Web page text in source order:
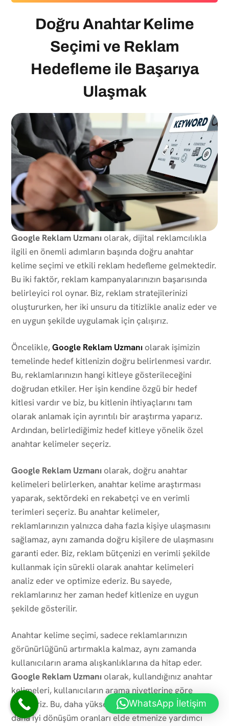
Doğru Anahtar Kelime
Seçimi ve Reklam
Hedefleme ile Başarıya
Ulaşmak
Google Reklam Uzmanı olarak, dijital reklamcılıkla
ilgili en önemli adımların başında doğru anahtar
kelime seçimi ve etkili reklam hedefleme gelmektedir.
Bu iki faktör, reklam kampanyalarınızın başarısında
belirleyici rol oynar. Biz, reklam stratejilerinizi
oluştururken, her iki unsuru da titizlikle analiz eder ve
en uygun şekilde uygulamak için çalışırız.
Öncelikle,Google Reklam Uzmanı olarak işimizin
temelinde hedef kitlenizin doğru belirlenmesi vardır.
Bu, reklamlarınızın hangi kitleye gösterileceğini
doğrudan etkiler. Her işin kendine özgü bir hedef
kitlesi vardır ve biz, bu kitlenin ihtiyaçlarını tam
olarak anlamak için ayrıntılı bir araştırma yaparız.
Ardından, belirlediğimiz hedef kitleye yönelik özel
anahtar kelimeler seçeriz.
Google Reklam Uzmanı olarak, doğru anahtar
kelimeleri belirlerken, anahtar kelime araştırması
yaparak, sektördeki en rekabetçi ve en verimli
terimleri seçeriz. Bu anahtar kelimeler,
reklamlarınızın yalnızca daha fazla kişiye ulaşmasını
sağlamaz, aynı zamanda doğru kişilere de ulaşmasını
garanti eder. Biz, reklam bütçenizi en verimli şekilde
kullanmak için sürekli olarak anahtar kelimeleri
analiz eder ve optimize ederiz. Bu sayede,
reklamlarınız her zaman hedef kitlenize en uygun
şekilde gösterilir.
Anahtar kelime seçimi, sadece reklamlarınızın
görünürlüğünü artırmakla kalmaz, aynı zamanda
kullanıcıların arama alışkanlıklarına da hitap eder.
Google Reklam Uzmanı olarak, kullandığınız anahtar
kelimeleri, kullanıcıların arama niyetlerine göre
belirleriz. Bu, daha yüksek tıklama oranları (CTR) ve
daha iyi dönüşüm oranları elde etmenize yardımcı
WhatsApp İletişim